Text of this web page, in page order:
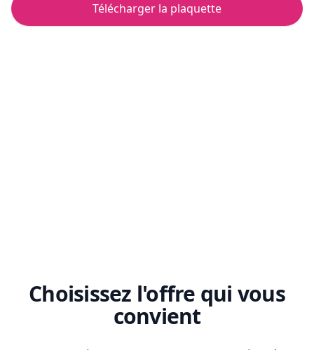
Télécharger la plaquette
Choisissez l'offre qui vous
convient